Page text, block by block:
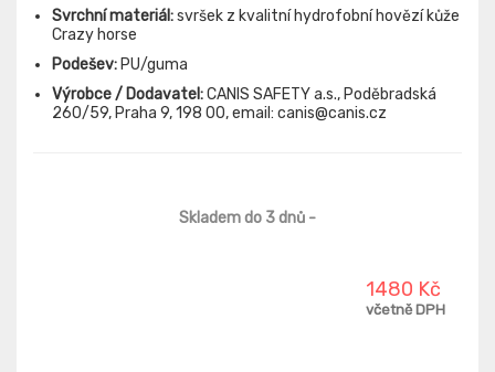
Svrchní materiál:svršek z kvalitní hydrofobní hovězí kůže
Crazy horse
Podešev: PU/guma
Výrobce / Dodavatel:CANIS SAFETY a.s., Poděbradská
260/59, Praha 9, 198 00, email: canis@canis.cz
Skladem do 3 dnů -
1480 Kč
včetně DPH